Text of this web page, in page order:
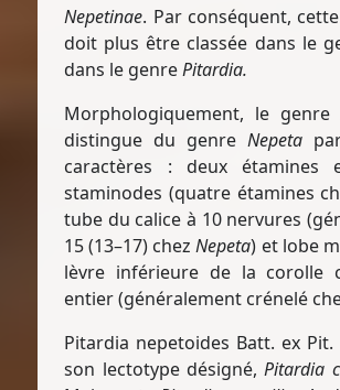
Nepetinae. Par conséquent,
doit plus être classée dans le
dans le genrePitardia.
Morphologiquement, le genre
distingue du genre Nepetapar
caractères : deux étamines
staminodes (quatre étamines
tube du calice à 10 nervures
15 (13–17) chezNepeta) et lobe
lèvre inférieure de la corolle
entier (généralement crénelé
Pitardia nepetoides Batt. ex
son lectotype désigné,Pitardia